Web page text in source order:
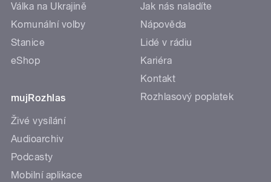
Válka na Ukrajině
Komunální volby
Stanice
eShop
mujRozhlas
Živé vysílání
Audioarchiv
Podcasty
Mobilní aplikace
Jak nás naladíte
Nápověda
Lidé v rádiu
Kariéra
Kontakt
Rozhlasový poplatek